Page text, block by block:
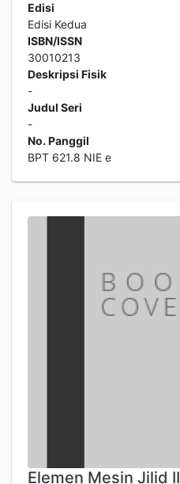
Edisi
Edisi Kedua
ISBN/ISSN
30010213
Deskripsi Fisik
-
Judul Seri
-
No. Panggil
BPT 621.8 NIE e
Elemen Mesin Jilid II